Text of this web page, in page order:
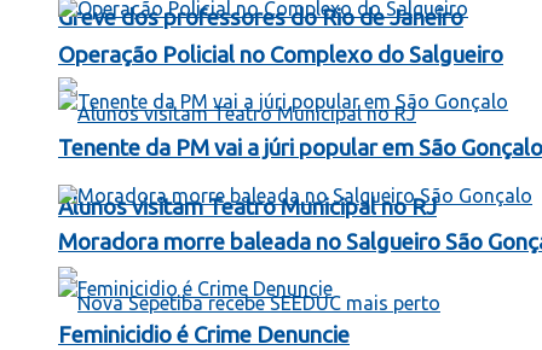
Greve dos professores do Rio de Janeiro
Alunos visitam Teatro Municipal no RJ
Operação Policial no Complexo do Salgueiro
Tenente da PM vai a júri popular em São Gonçalo
Moradora morre baleada no Salgueiro São
Feminicidio é Crime Denuncie